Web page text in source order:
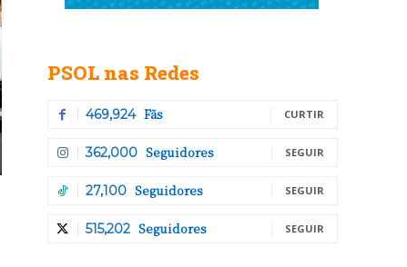
PSOL nas Redes
469,924 Fãs CURTIR
362,000 Seguidores SEGUIR
27,100 Seguidores SEGUIR
515,202 Seguidores SEGUIR